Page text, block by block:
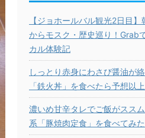
【ジョホールバル観光2日目
からモスク・歴史巡り！Grab
カル体験記
しっとり赤身にわさび醤油が
「鉄火丼」を食べたら予想以
濃いめ甘辛タレでご飯がスス
系「豚焼肉定食」を食べてみた